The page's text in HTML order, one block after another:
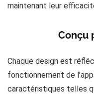
maintenant leur
Conçu
Chaque design est
fonctionnement de
caractéristiques telles